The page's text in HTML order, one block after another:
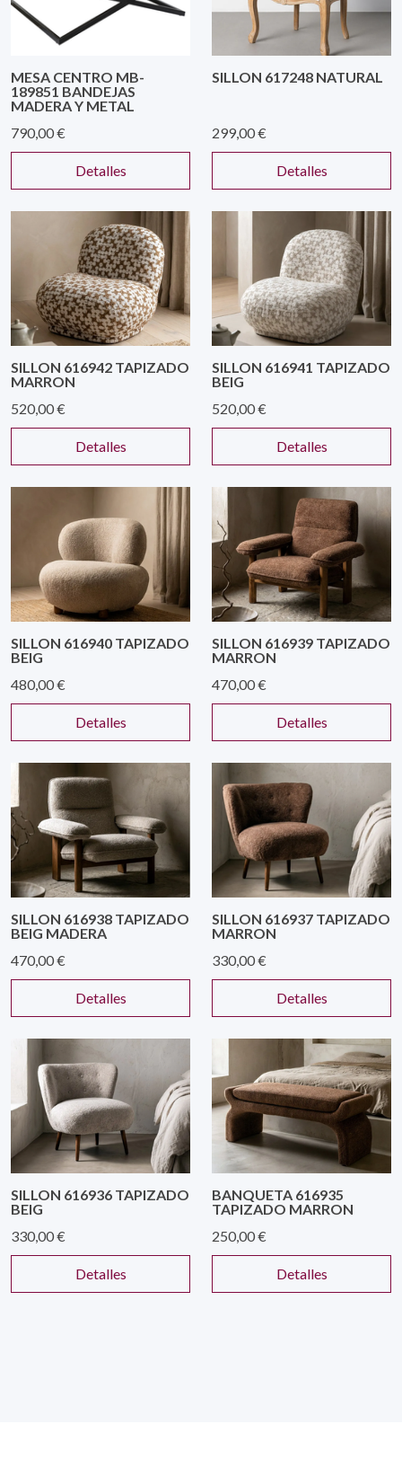
MESA CENTRO MB-
189851 BANDEJAS
MADERA Y METAL
790,00 €
Detalles
SILLON 617248 NATURAL
299,00 €
Detalles
SILLON 616942 TAPIZADO
MARRON
520,00 €
Detalles
SILLON 616941 TAPIZADO
BEIG
520,00 €
Detalles
SILLON 616940 TAPIZADO
BEIG
480,00 €
Detalles
SILLON 616939 TAPIZADO
MARRON
470,00 €
Detalles
SILLON 616938 TAPIZADO
BEIG MADERA
470,00 €
Detalles
SILLON 616937 TAPIZADO
MARRON
330,00 €
Detalles
SILLON 616936 TAPIZADO
BEIG
330,00 €
Detalles
BANQUETA 616935
TAPIZADO MARRON
250,00 €
Detalles